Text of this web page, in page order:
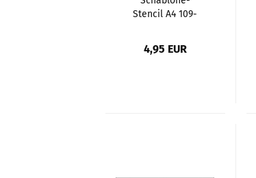
Stencil A4 109-
4,95 EUR